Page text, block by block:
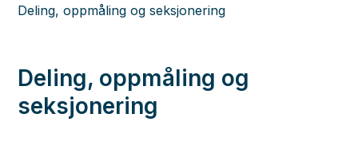
Deling, oppmåling og seksjonering
Deling, oppmåling og
seksjonering